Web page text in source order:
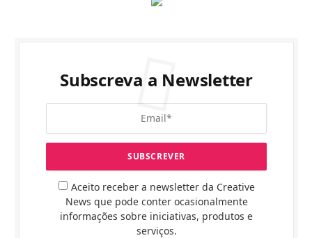
Subscreva a Newsletter
Aceito receber a newsletter da Creative
News que pode conter ocasionalmente
informações sobre iniciativas, produtos e
serviços.